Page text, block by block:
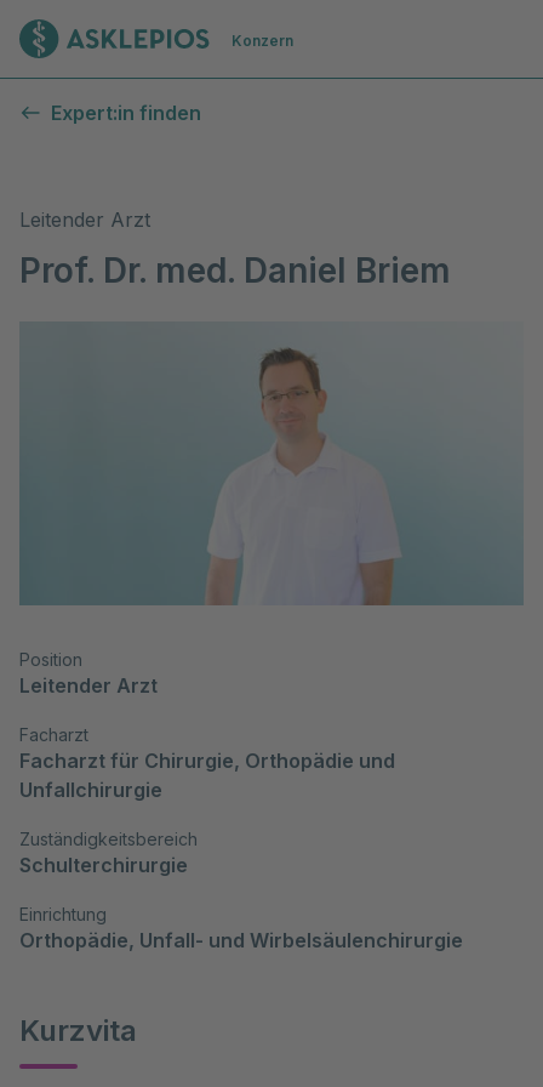
Zur Startseite
Konzern
Expert:in finden
Leitender Arzt
Prof. Dr. med. Daniel Briem
Position
Leitender Arzt
Facharzt
Facharzt für Chirurgie, Orthopädie und
Unfallchirurgie
Zuständigkeitsbereich
Schulterchirurgie
Einrichtung
Orthopädie, Unfall- und Wirbelsäulenchirurgie
Kurzvita